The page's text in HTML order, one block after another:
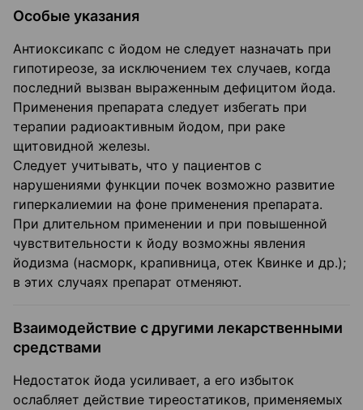
Особые указания
Антиоксикапс с йодом не следует назначать при
гипотиреозе, за исключением тех случаев, когда
последний вызван выраженным дефицитом йода.
Применения препарата следует избегать при
терапии радиоактивным йодом, при раке
щитовидной железы.
Следует учитывать, что у пациентов с
нарушениями функции почек возможно развитие
гиперкалиемии на фоне применения препарата.
При длительном применении и при повышенной
чувствительности к йоду воз­можны явления
йодизма (насморк, крапивница, отек Квинке и др.);
в этих случаях препарат отменяют.
Взаимодействие с другими лекарственными
средствами
Недостаток йода усиливает, а его избыток
ослабляет действие тиреостатиков, применяемых